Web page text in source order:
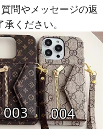
問やメッセージの返
ください。